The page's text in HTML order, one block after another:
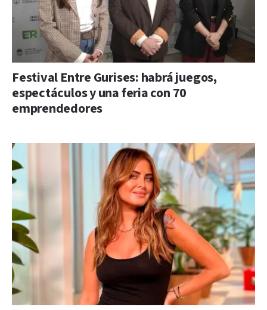
Festival Entre Gurises: habrá juegos,
espectáculos y una feria con 70
emprendedores